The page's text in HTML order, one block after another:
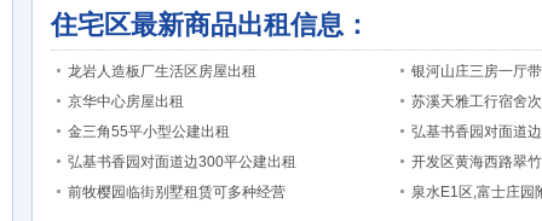
住宅区最新商品出租信息：
龙岩人造板厂生活区房屋出租
银河山庄三房一厅
京华中心房屋出租
苏溪天雅工行宿舍
金三角55平小型公建出租
弘基书香园对面道
弘基书香园对面道边300平公建出租
开发区黄海西路翠
前牧樱园临街别墅租赁可多种经营
泉水E1区,富士庄园